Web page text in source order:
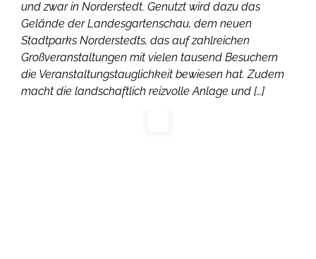
und zwar in Norderstedt. Genutzt wird dazu das
Gelände der Landesgartenschau, dem neuen
Stadtparks Norderstedts, das auf zahlreichen
Großveranstaltungen mit vielen tausend Besuchern
die Veranstaltungstauglichkeit bewiesen hat. Zudem
macht die landschaftlich reizvolle Anlage und […]